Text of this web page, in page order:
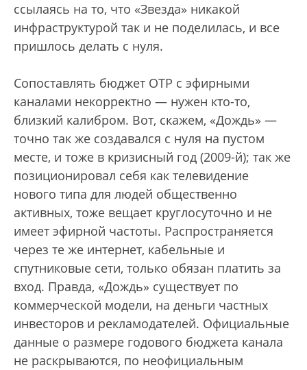
ссылаясь на то, что «Звезда» никакой
инфраструктурой так и не поделилась, и все
пришлось делать с нуля.
Сопоставлять бюджет ОТР с эфирными
каналами некорректно — нужен кто-то,
близкий калибром. Вот, скажем, «Дождь» —
точно так же создавался с нуля на пустом
месте, и тоже в кризисный год (2009-й); так же
позиционировал себя как телевидение
нового типа для людей общественно
активных, тоже вещает круглосуточно и не
имеет эфирной частоты. Распространяется
через те же интернет, кабельные и
спутниковые сети, только обязан платить за
вход. Правда, «Дождь» существует по
коммерческой модели, на деньги частных
инвесторов и рекламодателей. Официальные
данные о размере годового бюджета канала
не раскрываются, по неофициальным